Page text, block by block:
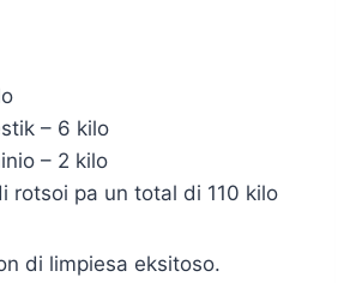
– 6 kilo
– 2 kilo
rotsoi pa un total di 110 kilo
di limpiesa eksitoso.